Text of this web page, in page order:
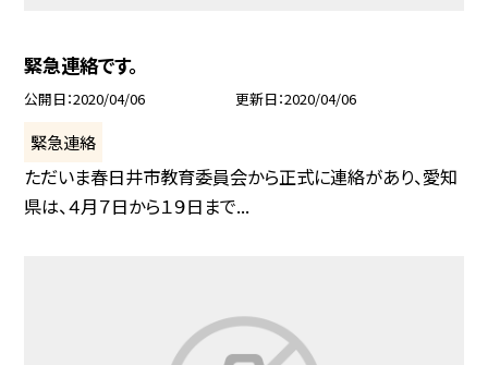
緊急連絡です。
公開日 2020/04/06 更新日 2020/04/06
緊急連絡
ただいま春日井市教育委員会から正式に連絡があり、愛知
県は、４月７日から１９日まで...